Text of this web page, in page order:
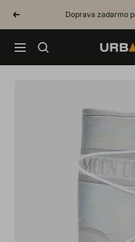
Previous Doprava zadarmo
Navigation